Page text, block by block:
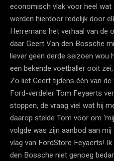
economisch vlak voor heel
werden hierdoor redelijk door
Herremans het verhaal van de
daar Geert Van den Bossche
liever geen derde seizoen wou
een bekende voetballer ooit
Zo liet Geert tijdens één van
Ford-verdeler Tom Feyaerts
stoppen, de vraag viel wat hij
daarop stelde Tom voor om
volgde was zijn aanbod aan
vlag van FordStore Feyaerts!
den Bossche niet genoeg